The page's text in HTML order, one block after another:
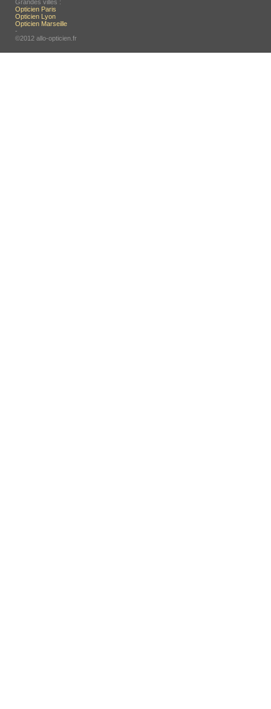
Grandes villes :
Opticien Paris
Opticien Lyon
Opticien Marseille
-
©2012 allo-opticien.fr